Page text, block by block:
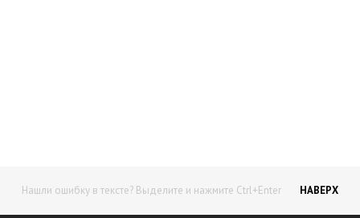
Нашли ошибку в тексте? Выделите и нажмите Ctrl+Enter НАВЕРХ